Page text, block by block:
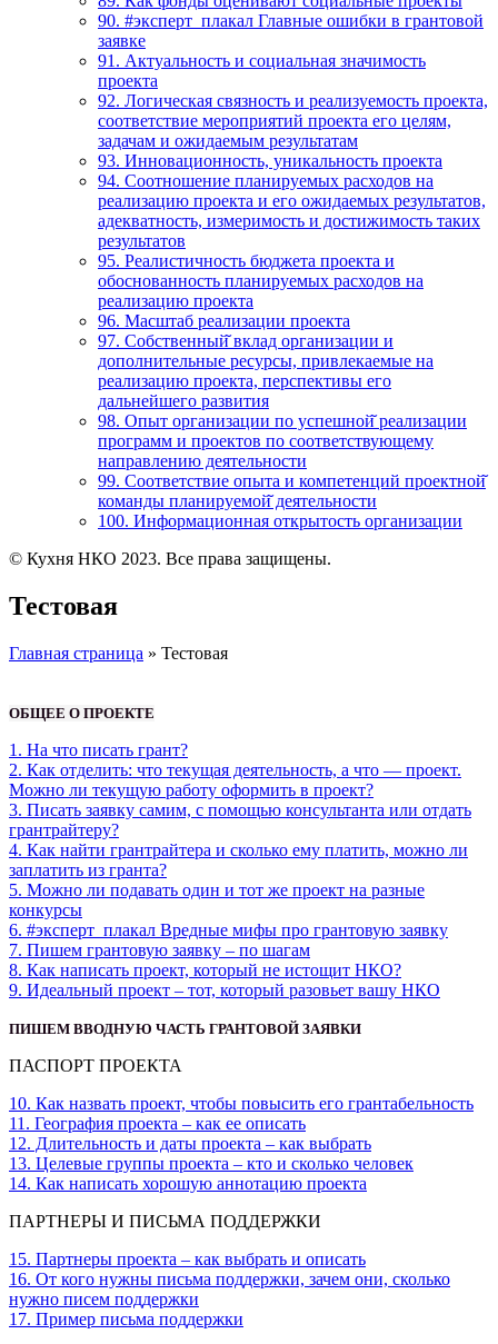
90. #эксперт_плакал Главные ошибки в грантовой
заявке
91. Актуальность и социальная значимость
проекта
92. Логическая связность и реализуемость проекта,
соответствие мероприятий проекта его целям,
задачам и ожидаемым результатам
93. Инновационность, уникальность проекта
94. Соотношение планируемых расходов на
реализацию проекта и его ожидаемых результатов,
адекватность, измеримость и достижимость таких
результатов
95. Реалистичность бюджета проекта и
обоснованность планируемых расходов на
реализацию проекта
96. Масштаб реализации проекта
97. Собственный̆ вклад организации и
дополнительные ресурсы, привлекаемые на
реализацию проекта, перспективы его
дальнейшего развития
98. Опыт организации по успешной̆ реализации
программ и проектов по соответствующему
направлению деятельности
99. Соответствие опыта и компетенций проектной̆
команды планируемой̆ деятельности
100. Информационная открытость организации
© Кухня НКО 2023. Все права защищены.
Тестовая
Главная страница » Тестовая
ОБЩЕЕ О ПРОЕКТЕ
1. На что писать грант?
2. Как отделить: что текущая деятельность, а что — проект.
Можно ли текущую работу оформить в проект?
3. Писать заявку самим, с помощью консультанта или отдать
грантрайтеру?
4. Как найти грантрайтера и сколько ему платить, можно ли
заплатить из гранта?
5. Можно ли подавать один и тот же проект на разные
конкурсы
6. #эксперт_плакал Вредные мифы про грантовую заявку
7. Пишем грантовую заявку – по шагам
8. Как написать проект, который не истощит НКО?
9. Идеальный проект – тот, который разовьет вашу НКО
ПИШЕМ ВВОДНУЮ ЧАСТЬ ГРАНТОВОЙ ЗАЯВКИ
ПАСПОРТ ПРОЕКТА
10. Как назвать проект, чтобы повысить его грантабельность
11. География проекта – как ее описать
12. Длительность и даты проекта – как выбрать
13. Целевые группы проекта – кто и сколько человек
14. Как написать хорошую аннотацию проекта
ПАРТНЕРЫ И ПИСЬМА ПОДДЕРЖКИ
15. Партнеры проекта – как выбрать и описать
16. От кого нужны письма поддержки, зачем они, сколько
нужно писем поддержки
17. Пример письма поддержки